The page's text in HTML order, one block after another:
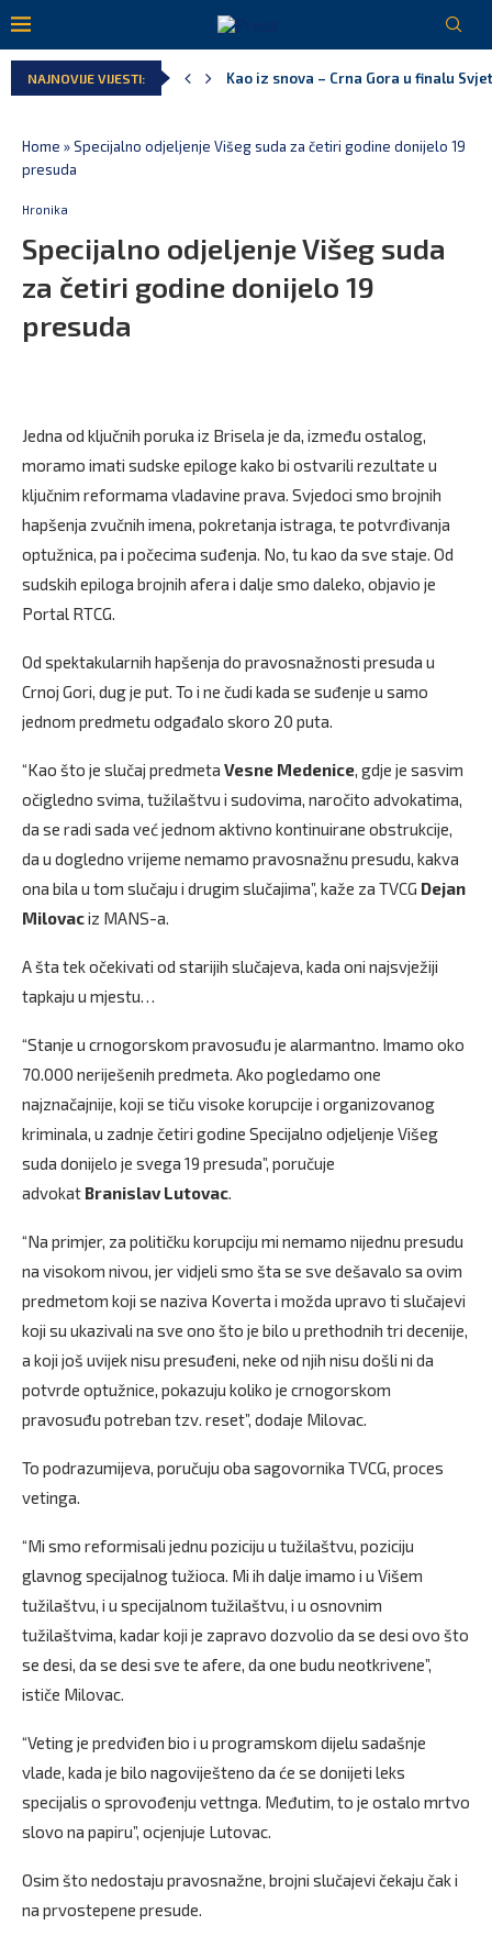
NAJNOVIJE VIJESTI:
Pejak: Hoće li Milan Knežević i
Home »Specijalno odjeljenje Višeg suda za četiri godine donijelo 19
presuda
Hronika
Specijalno odjeljenje Višeg suda
za četiri godine donijelo 19
presuda
Jedna od ključnih poruka iz Brisela je da, između ostalog,
moramo imati sudske epiloge kako bi ostvarili rezultate u
ključnim reformama vladavine prava. Svjedoci smo brojnih
hapšenja zvučnih imena, pokretanja istraga, te potvrđivanja
optužnica, pa i počecima suđenja. No, tu kao da sve staje. Od
sudskih epiloga brojnih afera i dalje smo daleko, objavio je
Portal RTCG.
Od spektakularnih hapšenja do pravosnažnosti presuda u
Crnoj Gori, dug je put. To i ne čudi kada se suđenje u samo
jednom predmetu odgađalo skoro 20 puta.
“Kao što je slučaj predmeta Vesne Medenice, gdje je sasvim
očigledno svima, tužilaštvu i sudovima, naročito advokatima,
da se radi sada već jednom aktivno kontinuirane obstrukcije,
da u dogledno vrijeme nemamo pravosnažnu presudu, kakva
ona bila u tom slučaju i drugim slučajima”, kaže za TVCG Dejan
Milovaciz MANS-a.
A šta tek očekivati od starijih slučajeva, kada oni najsvježiji
tapkaju u mjestu…
“Stanje u crnogorskom pravosuđu je alarmantno. Imamo oko
70.000 neriješenih predmeta. Ako pogledamo one
najznačajnije, koji se tiču visoke korupcije i organizovanog
kriminala, u zadnje četiri godine Specijalno odjeljenje Višeg
suda donijelo je svega 19 presuda”, poručuje
advokatBranislav Lutovac.
“Na primjer, za političku korupciju mi nemamo nijednu presudu
na visokom nivou, jer vidjeli smo šta se sve dešavalo sa ovim
predmetom koji se naziva Koverta i možda upravo ti slučajevi
koji su ukazivali na sve ono što je bilo u prethodnih tri decenije,
a koji još uvijek nisu presuđeni, neke od njih nisu došli ni da
potvrde optužnice, pokazuju koliko je crnogorskom
pravosuđu potreban tzv. reset”, dodaje Milovac.
To podrazumijeva, poručuju oba sagovornika TVCG, proces
vetinga.
“Mi smo reformisali jednu poziciju u tužilaštvu, poziciju
glavnog specijalnog tužioca. Mi ih dalje imamo i u Višem
tužilaštvu, i u specijalnom tužilaštvu, i u osnovnim
tužilaštvima, kadar koji je zapravo dozvolio da se desi ovo što
se desi, da se desi sve te afere, da one budu neotkrivene”,
ističe Milovac.
“Veting je predviđen bio i u programskom dijelu sadašnje
vlade, kada je bilo nagoviješteno da će se donijeti leks
specijalis o sprovođenju vettnga. Međutim, to je ostalo mrtvo
slovo na papiru”, ocjenjuje Lutovac.
Osim što nedostaju pravosnažne, brojni slučajevi čekaju čak i
na prvostepene presude.